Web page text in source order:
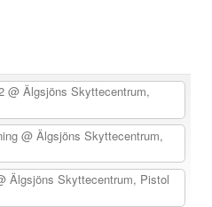
@ Älgsjöns Skyttecentrum,
@ Älgsjöns Skyttecentrum,
Älgsjöns Skyttecentrum, Pistol